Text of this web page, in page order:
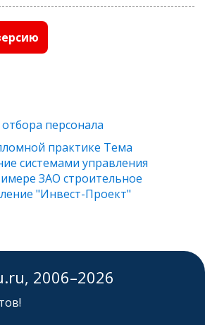
персонала
практике Тема
системами управления
ЗАО строительное
"Инвест-Проект"
2006–2026